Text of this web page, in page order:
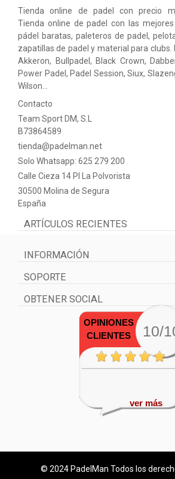
Tienda online de padel con precio
Tienda online de padel con las
pádel baratas, paleteros de padel,
zapatillas de padel y material para clubs.
Akkeron, Bullpadel, Black Crown,
Power Padel, Padel Session, Siux,
Wilson…
Contacto
Team Sport DM, S.L
B73864589
tienda@padelman.net
Solo Whatsapp: 625 279 200
Calle Cieza 14 PI La Polvorista
30500 Molina de Segura
España
ARTÍCULOS RECIENTES
INFORMACIÓN
SOPORTE
OBTENER SOCIAL
OPINIONES
CLIENTES
10/
ver más
© 2024 PadelMan Todos los